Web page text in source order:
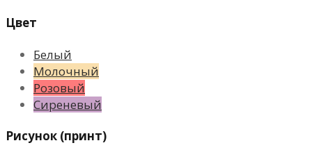
Цвет
Белый
Молочный
Розовый
Сиреневый
Рисунок (принт)